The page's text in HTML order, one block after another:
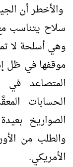
والأخطر أن
سلاح يتناسب
وهي أسلحة لا
موقفها في ظل
المتصاعد في
الحسابات
الصواريخ
والطلب من
الأمريكي.